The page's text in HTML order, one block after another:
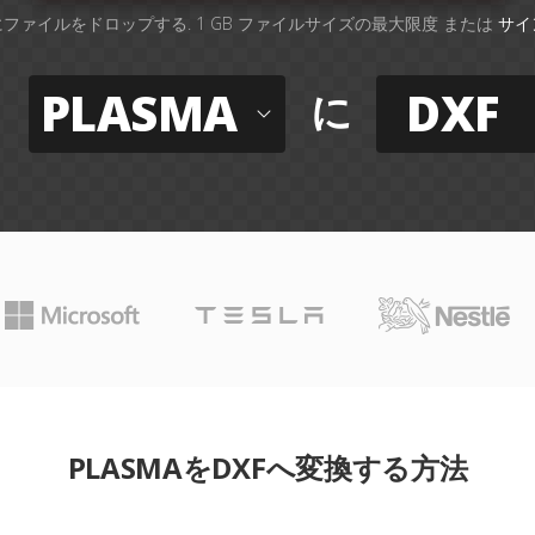
ァイルをドロップする. 1 GB ファイルサイズの最大限度 または サ
PLASMA に DXF
PLASMAをDXFへ変換する方法